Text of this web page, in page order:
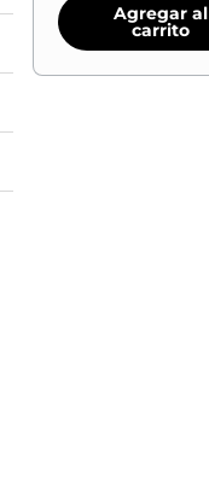
Agregar al
carrito